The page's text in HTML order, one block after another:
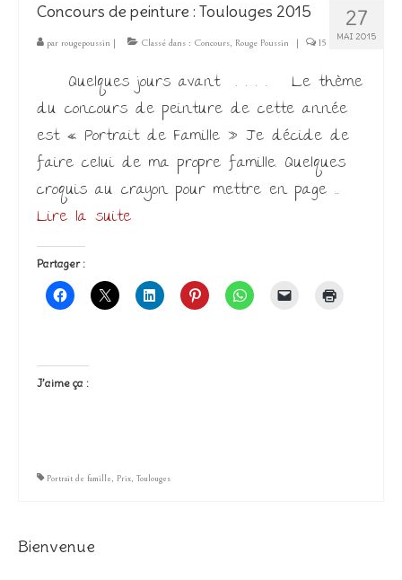
27
MAI 2015
Concours de peinture : Toulouges 2015
par rougepoussin | Classé dans : Concours, Rouge Poussin | 15
Quelques jours avant . . . . Le thème
du concours de peinture de cette année
est « Portrait de Famille » Je décide de
faire celui de ma propre famille. Quelques
croquis au crayon pour mettre en page …
Lire la suite­­
Partager :
J’aime ça :
Portrait de famille, Prix, Toulouges
Bienvenue